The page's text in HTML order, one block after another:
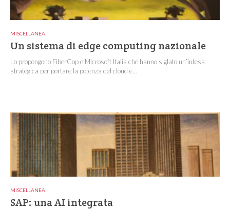
MISCELLANEA
Un sistema di edge computing nazionale
Lo propongono FiberCop e Microsoft Italia che hanno siglato un’intesa
strategica per portare la potenza del cloud e...
MISCELLANEA
SAP: una AI integrata